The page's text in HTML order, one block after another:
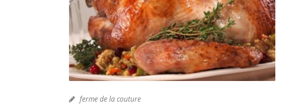
ferme de la couture